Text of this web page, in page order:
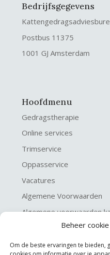
Beheer
Om de beste ervaringen te bieden,
Bedrijfsgegevens
Postbus 11375
1001 GJ Amsterdam
Hoofdmenu
Gedragstherapie
Online services
Trimservice
Oppasservice
Vacatures
Algemene Voorwaarden
Algemene voorwaarden
Privacy verklaring
Disclaimer & Copyright